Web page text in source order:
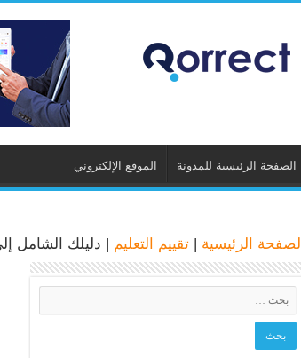
الصفحة الرئيسية للمدونة الموقع الإلكتروني
الصفحة الرئيسية | تقييم التعليم | دليلك الشامل